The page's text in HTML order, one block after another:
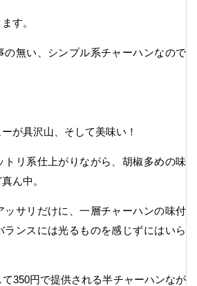
す。
の無い、シンプル系チャーハンなので
が具沢山、そして美味い！
トリ系仕上がりながら、胡椒多めの味
ん中。
ッサリだけに、一層チャーハンの味付
ランスには光るものを感じずにはいら
350円で提供される半チャーハンなが